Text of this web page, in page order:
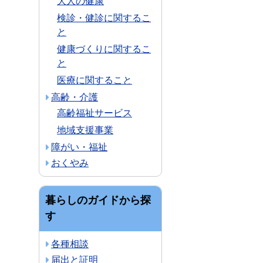
検診・健診に関するこ
と
健康づくりに関するこ
と
医療に関すること
高齢・介護
高齢福祉サービス
地域支援事業
障がい・福祉
おくやみ
暮らしのガイドから探
す
各種相談
届出と証明